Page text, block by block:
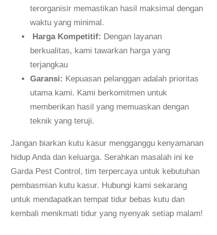
terorganisir memastikan hasil maksimal dengan
waktu yang minimal.
Harga Kompetitif: Dengan layanan
berkualitas, kami tawarkan harga yang
terjangkau
Garansi: Kepuasan pelanggan adalah prioritas
utama kami. Kami berkomitmen untuk
memberikan hasil yang memuaskan dengan
teknik yang teruji.
Jangan biarkan kutu kasur mengganggu kenyamanan
hidup Anda dan keluarga. Serahkan masalah ini ke
Garda Pest Control, tim terpercaya untuk kebutuhan
pembasmian kutu kasur. Hubungi kami sekarang
untuk mendapatkan tempat tidur bebas kutu dan
kembali menikmati tidur yang nyenyak setiap malam!